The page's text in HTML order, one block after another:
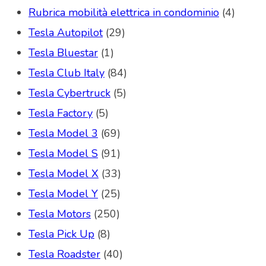
Rubrica mobilità elettrica in condominio (4)
Tesla Autopilot(29)
Tesla Bluestar (1)
Tesla Club Italy (84)
Tesla Cybertruck (5)
Tesla Factory (5)
Tesla Model 3 (69)
Tesla Model S (91)
Tesla Model X (33)
Tesla Model Y (25)
Tesla Motors (250)
Tesla Pick Up (8)
Tesla Roadster (40)